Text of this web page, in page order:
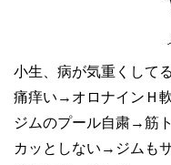
小生、病が気重くして
痛痒い→オロナインＨ
ジムのプール自粛→筋
カッとしない→ジムも